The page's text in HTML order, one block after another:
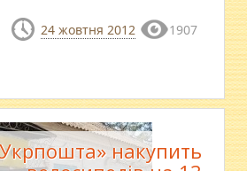
24 жовтня 2012 1907
накупить